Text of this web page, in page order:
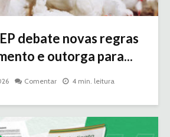
debate novas regras
e outorga para...
Comentar 4 min. leitura